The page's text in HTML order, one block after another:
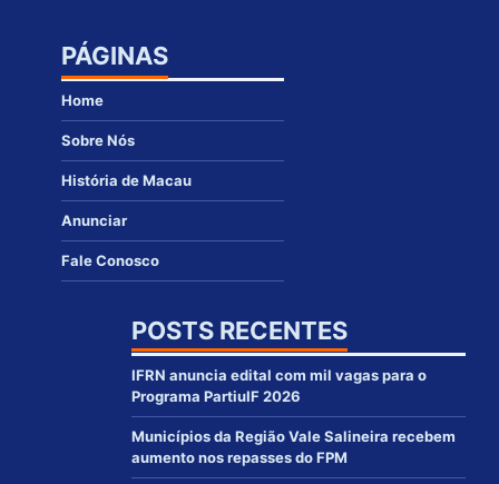
PÁGINAS
Home
Sobre Nós
História de Macau
Anunciar
Fale Conosco
POSTS RECENTES
IFRN anuncia edital com mil vagas para o
Programa PartiuIF 2026
Municípios da Região Vale Salineira recebem
aumento nos repasses do FPM